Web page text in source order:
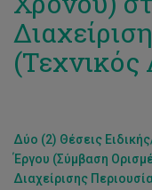
(Τεχνικός
Δύο (2) Θέσεις
Έργου (Σύμβαση
Διαχείρισης